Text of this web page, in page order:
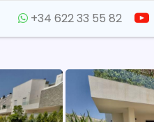
+34 622 33 55 82